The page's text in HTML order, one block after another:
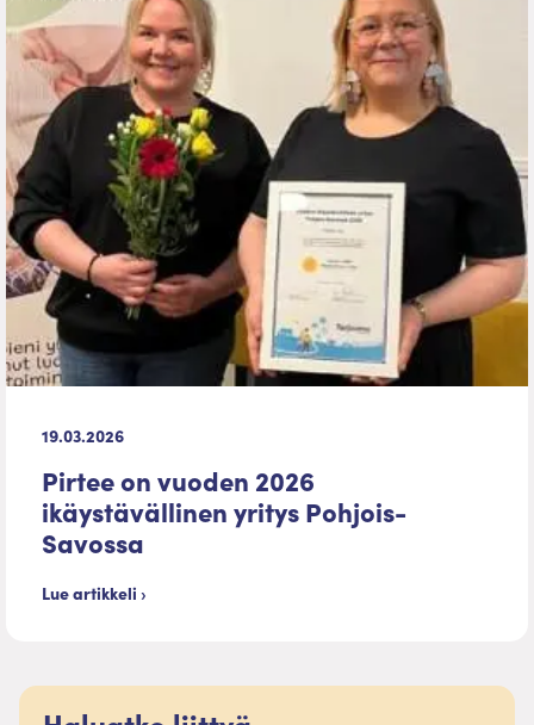
19.03.2026
Pirtee on vuoden 2026
ikäystävällinen yritys Pohjois-
Savossa
Lue artikkeli ›